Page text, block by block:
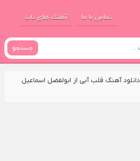
تماس با ما آهنگ های تاپ
جستجو
دانلود آهنگ قلب آبی از ابولفضل اسماعیل